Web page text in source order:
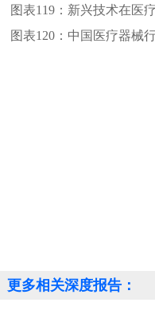
图表119： 新兴技术在医
图表120： 中国医疗器械
更多相关深度报告：